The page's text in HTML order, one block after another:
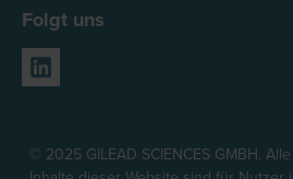
Folgt uns
© 2025 GILEAD SCIENCES GMBH.